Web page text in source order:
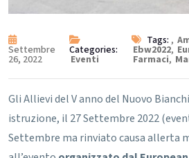
Settembre
26, 2022
Categories:
Eventi
Tags: ,
Ebw2022,
Farmaci,
Gli Allievi del V anno del Nuovo
istruzione, il 27 Settembre 2022
Settembre ma rinviato causa allerta